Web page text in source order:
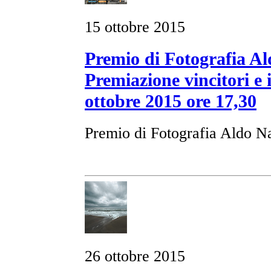
15 ottobre 2015
Premio di Fotografia
Premiazione vincitori
ottobre 2015 ore 17,30
Premio di Fotografia Aldo
26 ottobre 2015